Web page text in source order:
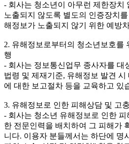
- 회사는 청소년이 아무런 제한장치
노출되지 않도록 별도의 인증장치
해정보가 노출되지 않기 위한 예방
2. 유해정보로부터의 청소년보호를
행
- 회사는 정보통신업무 종사자를 대
법령 및 제재기준, 유해정보 발견 시
에 대한 보고절차 등을 교육하고 있
3. 유해정보로 인한 피해상담 및 고
- 회사는 청소년 유해정보로 인한 피
한 전문인력을 배치하여 그 피해가
니다. 이용자 분들께서는 하단에 명